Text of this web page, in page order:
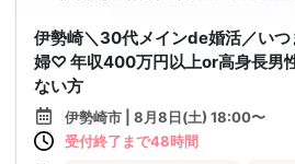
伊勢崎＼30代メインde婚活／いつ
婦♡ 年収400万円以上or高身長男
ない方
伊勢崎市 | 8月8日(土) 18:00〜
受付終了まで48時間